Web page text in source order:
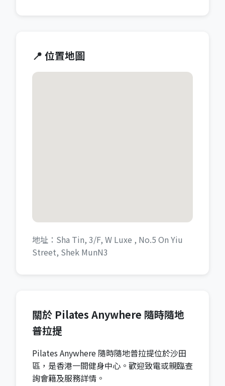
📍 位置地圖
地址：Sha Tin, 3/F, W Luxe , No.5 On Yiu
Street, Shek MunN3
關於 Pilates Anywhere 隨時隨地
普拉提
Pilates Anywhere 隨時隨地普拉提位於沙田
區，是香港一間健身中心。歡迎致電或親臨查
詢會籍及服務詳情。